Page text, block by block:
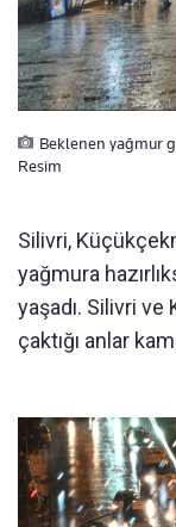
Beklenen yağmur
Resim
Silivri,
yağmura
yaşadı. Silivri
çaktığı anlar